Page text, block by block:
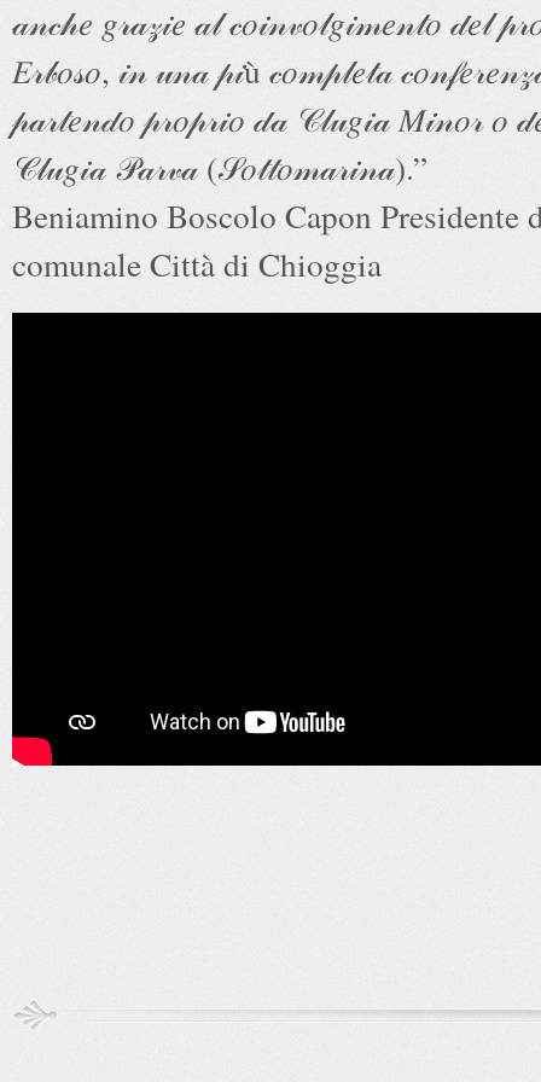
𝒶𝓃𝒸𝒽𝑒 𝑔𝓇𝒶𝓏𝒾𝑒 𝒶𝓁 𝒸𝑜𝒾𝓃𝓋𝑜𝓁𝑔𝒾𝓂𝑒𝓃𝓉𝑜 𝒹𝑒𝓁
𝐸𝓇𝒷𝑜𝓈𝑜, 𝒾𝓃 𝓊𝓃𝒶 𝓅𝒾ù 𝒸𝑜𝓂𝓅𝓁𝑒𝓉𝒶
𝓅𝒶𝓇𝓉𝑒𝓃𝒹𝑜 𝓅𝓇𝑜𝓅𝓇𝒾𝑜 𝒹𝒶 𝒞𝓁𝓊𝑔𝒾𝒶 𝑀𝒾𝓃𝑜𝓇 𝑜
𝒞𝓁𝓊𝑔𝒾𝒶 𝒫𝒶𝓇𝓋𝒶 (𝒮𝑜𝓉𝓉𝑜𝓂𝒶𝓇𝒾𝓃𝒶).”
Beniamino Boscolo Capon Presidente
comunale Città di Chioggia